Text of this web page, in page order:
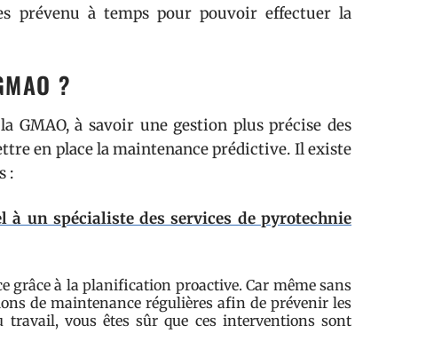
prévenu à temps pour pouvoir effectuer la
?
GMAO, à savoir une gestion plus précise des
en place la maintenance prédictive. Il existe
:
à un spécialiste des services de pyrotechnie
grâce à la planification proactive. Car même sans
de maintenance régulières afin de prévenir les
vous êtes sûr que ces interventions sont